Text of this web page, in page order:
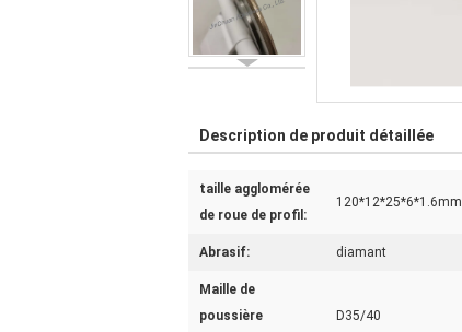
Description de produit détaillée
taille agglomérée
de roue de profil:
120*12*25*6*1.6mm
Abrasif: diamant
Maille de
poussière
D35/40